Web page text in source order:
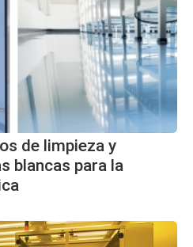
de limpieza y
blancas para la